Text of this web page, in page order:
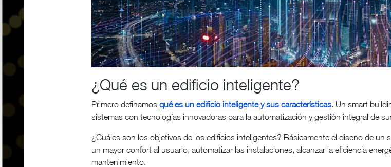
¿Qué es un edificio inteligente?
Primero definamos qué es un edificio inteligente y sus características . Un smart
sistemas con tecnologías innovadoras para la automatización y gestión integral de
¿Cuáles son los objetivos de los edificios inteligentes? Básicamente el diseño de
un mayor confort al usuario, automatizar las instalaciones, alcanzar la eficiencia
mantenimiento.